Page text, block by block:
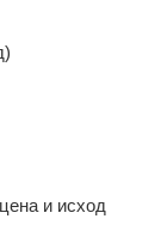
и исход